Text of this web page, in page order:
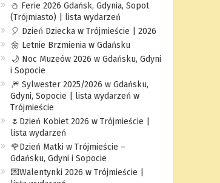
⛄️ Ferie 2026 Gdańsk, Gdynia, Sopot
(Trójmiasto) | lista wydarzeń
🎈 Dzień Dziecka w Trójmieście | 2026
🌼 Letnie Brzmienia w Gdańsku
🌙 Noc Muzeów 2026 w Gdańsku, Gdyni
i Sopocie
🎆 Sylwester 2025/2026 w Gdańsku,
Gdyni, Sopocie | lista wydarzeń w
Trójmieście
🌷Dzień Kobiet 2026 w Trójmieście |
lista wydarzeń
🌹Dzień Matki w Trójmieście –
Gdańsku, Gdyni i Sopocie
💌Walentynki 2026 w Trójmieście |